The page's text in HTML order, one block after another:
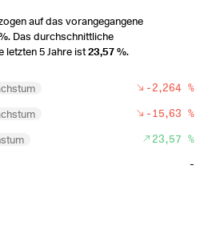
26.09.2025
0,72 %
auf das vorangegangene
. Das durchschnittliche
letzten 5 Jahre ist23,57 %.
-2,264 %
-15,63 %
23,57 %
-